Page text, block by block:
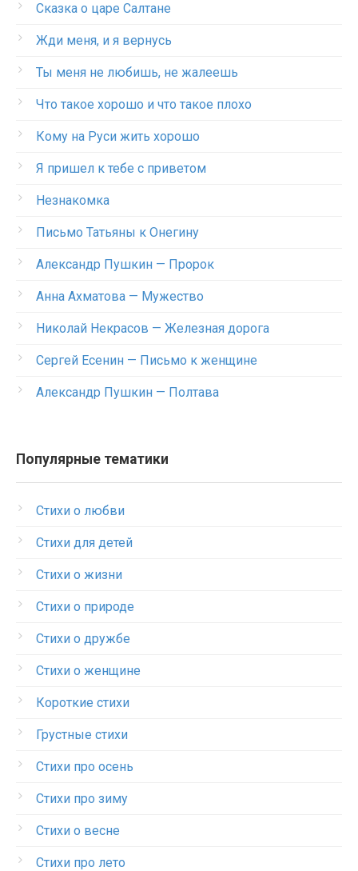
Сказка о царе Салтане
Жди меня, и я вернусь
Ты меня не любишь, не жалеешь
Что такое хорошо и что такое плохо
Кому на Руси жить хорошо
Я пришел к тебе с приветом
Незнакомка
Письмо Татьяны к Онегину
Александр Пушкин — Пророк
Анна Ахматова — Мужество
Николай Некрасов — Железная дорога
Сергей Есенин — Письмо к женщине
Александр Пушкин — Полтава
Популярные тематики
Стихи о любви
Стихи для детей
Стихи о жизни
Стихи о природе
Стихи о дружбе
Стихи о женщине
Короткие стихи
Грустные стихи
Стихи про осень
Стихи про зиму
Стихи о весне
Стихи про лето